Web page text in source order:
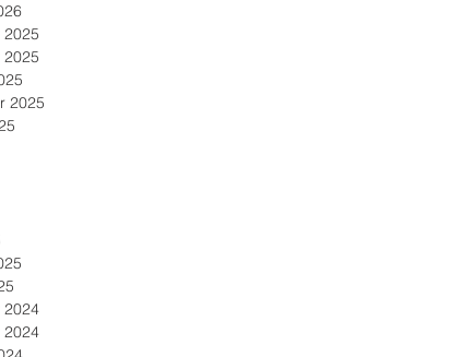
2025
2025
2025
2024
2024